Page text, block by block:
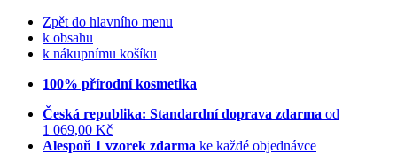
Zpět do hlavního menu
k obsahu
k nákupnímu košíku
100% přírodní kosmetika
Česká republika: Standardní doprava zdarma od
1 069,00 Kč
Alespoň 1 vzorek zdarma ke každé objednávce